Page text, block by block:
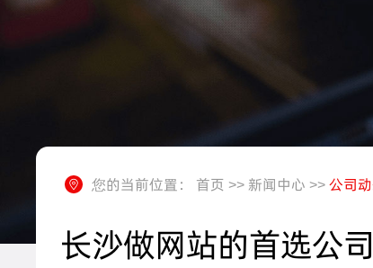
您的当前位置： 首页 >> 新闻中心 >>公司
长沙做网站的首选公